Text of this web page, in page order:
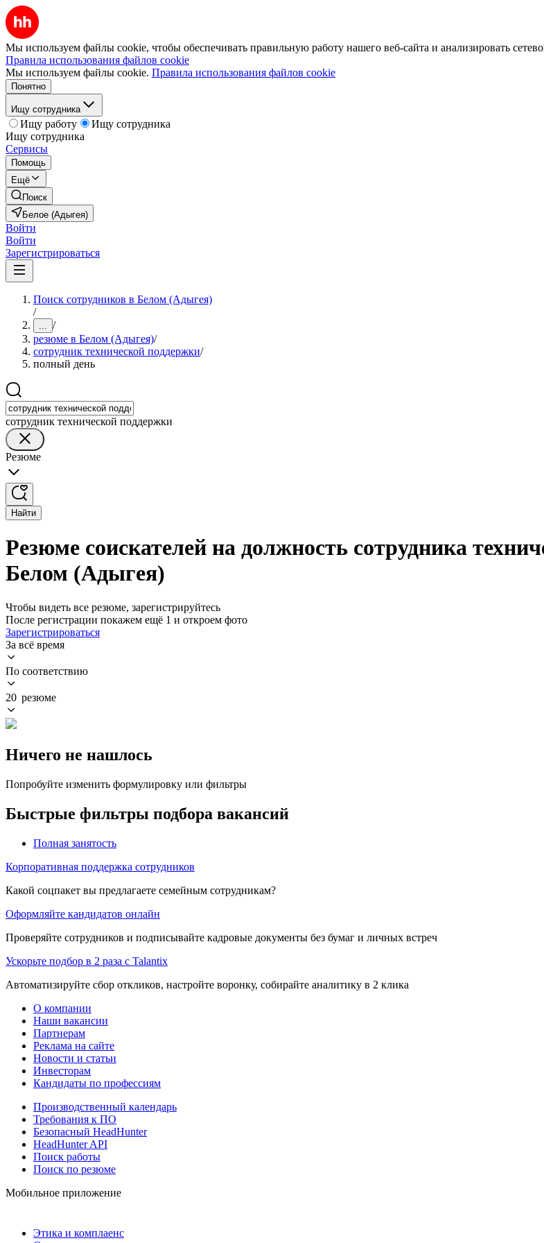
Мы используем файлы cookie, чтобы обеспечивать правильную работу нашего веб-сайта и анализировать
Правила использования файлов cookie
Мы используем файлы cookie. Правила использования файлов cookie
Понятно
Ищу сотрудника
Ищу работу
Ищу сотрудника
Ищу сотрудника
Сервисы
Помощь
Ещё
Поиск
Белое (Адыгея)
Войти
Войти
Зарегистрироваться
Поиск сотрудников в Белом (Адыгея)
/
... /
резюме в Белом (Адыгея)/
сотрудник технической поддержки/
полный день
сотрудник технической поддержки
Резюме
Найти
Резюме соискателей на должность сотрудника
Белом (Адыгея)
Чтобы видеть все резюме, зарегистрируйтесь
После регистрации покажем ещё 1 и откроем фото
Зарегистрироваться
За всё время
По соответствию
20 резюме
Ничего не нашлось
Попробуйте изменить формулировку или фильтры
Быстрые фильтры подбора вакансий
Полная занятость
Корпоративная поддержка сотрудников
Какой соцпакет вы предлагаете семейным сотрудникам?
Оформляйте кандидатов онлайн
Проверяйте сотрудников и подписывайте кадровые документы без бумаг и личных встреч
Ускорьте подбор в 2 раза с Talantix
Автоматизируйте сбор откликов, настройте воронку, собирайте аналитику в 2 клика
О компании
Наши вакансии
Партнерам
Реклама на сайте
Новости и статьи
Инвесторам
Кандидаты по профессиям
Производственный календарь
Требования к ПО
Безопасный HeadHunter
HeadHunter API
Поиск работы
Поиск по резюме
Мобильное приложение
Этика и комплаенс